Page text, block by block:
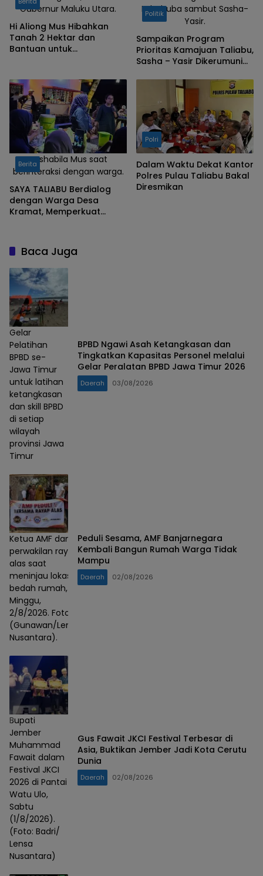
Gubernur Maluku Utara.
Hi Aliong Mus Hibahkan
Tanah 2 Hektar dan
Bantuan untuk
Lohobuba sambut Sasha-
Yasir.
Politik
Sampaikan Program
Prioritas Kamajuan Taliabu,
Sasha – Yasir Dikerumuni
Lohobuba
Sashabila Mus saat
berinteraksi dengan warga.
Berita
SAYA TALIABU Berdialog
dengan Warga Desa
Kramat, Memperkuat
Polri
Dalam Waktu Dekat Kantor
Polres Pulau Taliabu Bakal
Diresmikan
Baca Juga
Gelar
Pelatihan
BPBD se-
Jawa Timur
untuk latihan
ketangkasan
dan skill BPBD
di setiap
wilayah
provinsi Jawa
Timur
BPBD Ngawi Asah Ketangkasan dan
Tingkatkan Kapasitas Personel melalui
Gelar Peralatan BPBD Jawa Timur 2026
Daerah 03/08/2026
Ketua AMF dan
perwakilan rayap
alas saat
meninjau lokasi
bedah rumah,
Minggu,
2/8/2026. Foto :
(Gunawan/Lensa
Nusantara).
Peduli Sesama, AMF Banjarnegara
Kembali Bangun Rumah Warga Tidak
Mampu
Daerah 02/08/2026
Bupati
Jember
Muhammad
Fawait dalam
Festival JKCI
2026 di Pantai
Watu Ulo,
Sabtu
(1/8/2026).
(Foto: Badri/
Lensa
Nusantara)
Gus Fawait JKCI Festival Terbesar di
Asia, Buktikan Jember Jadi Kota Cerutu
Dunia
Daerah 02/08/2026